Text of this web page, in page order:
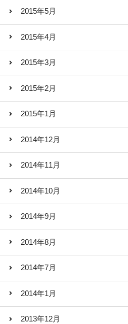
2015年5月
2015年4月
2015年3月
2015年2月
2015年1月
2014年12月
2014年11月
2014年10月
2014年9月
2014年8月
2014年7月
2014年1月
2013年12月